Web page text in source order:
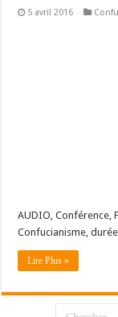
5 avril 2016
AUDIO, Conférence,
Confucianisme,
Lire Plus »